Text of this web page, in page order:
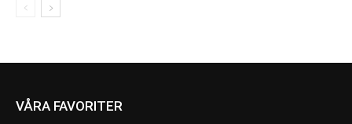
VÅRA FAVORITER